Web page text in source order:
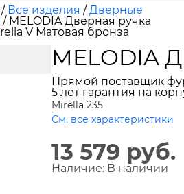
/ Все изделия /Дверные
/ MELODIA Дверная ручка
V Матовая бронза
MELODIA
Прямой поставщик
5 лет гарантия на
Mirella 235
См. все характеристики
13 579 руб.
Наличие: В наличии